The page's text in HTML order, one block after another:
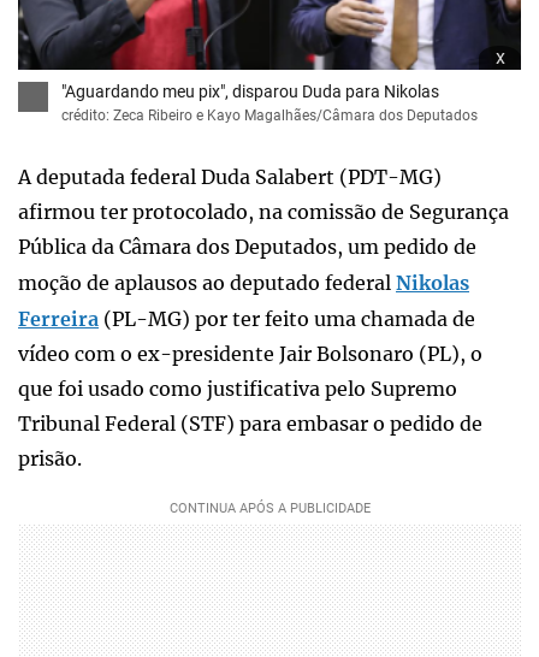
x
"Aguardando meu pix", disparou Duda para Nikolas
crédito: Zeca Ribeiro e Kayo Magalhães/Câmara dos Deputados
A deputada federal Duda Salabert (PDT-MG)
afirmou ter protocolado, na comissão de Segurança
Pública da Câmara dos Deputados, um pedido de
moção de aplausos ao deputado federal Nikolas
Ferreira (PL-MG) por ter feito uma chamada de
vídeo com o ex-presidente Jair Bolsonaro (PL), o
que foi usado como justificativa pelo Supremo
Tribunal Federal (STF) para embasar o pedido de
prisão.